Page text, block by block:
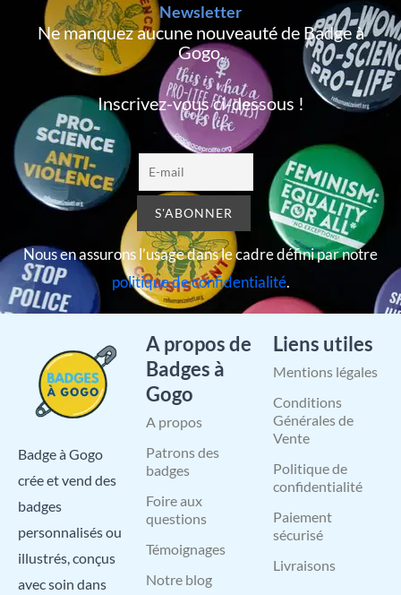
Newsletter
Ne manquez aucune nouveauté de Badge à
Gogo,
Inscrivez-vous ci-dessous !
Nous en assurons l’usage dans le cadre défini par notre
politique de confidentialité.
Badge à Gogo
crée et vend des
badges
personnalisés ou
illustrés, conçus
avec soin dans
A propos de
Badges à
Gogo
A propos
Patrons des
badges
Foire aux
questions
Témoignages
Notre blog
Liens utiles
Mentions légales
Conditions
Générales de
Vente
Politique de
confidentialité
Paiement
sécurisé
Livraisons